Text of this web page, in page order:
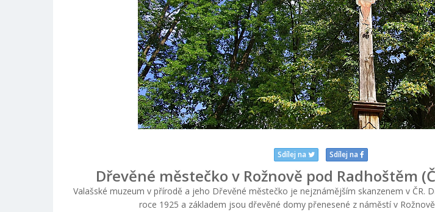
Sdílej na Sdílej na
Dřevěné městečko v Rožnově pod Radhoštěm
Valašské muzeum v přírodě a jeho Dřevěné městečko je nejznámějším skanzenem v ČR.
roce 1925 a základem jsou dřevěné domy přenesené z náměstí v